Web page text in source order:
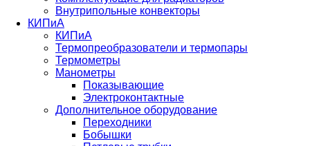
Внутрипольные конвекторы
КИПиА
КИПиА
Термопреобразователи и термопары
Термометры
Манометры
Показывающие
Электроконтактные
Дополнительное оборудование
Переходники
Бобышки